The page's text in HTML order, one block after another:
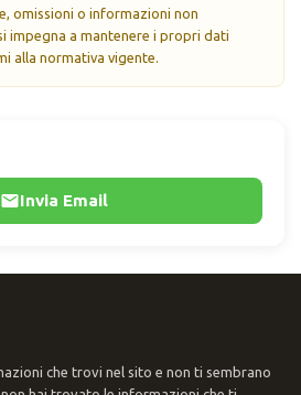
Invia Email
omissioni o informazioni non
impegna a mantenere i propri dati
alla normativa vigente.
che trovi nel sito e non ti sembrano